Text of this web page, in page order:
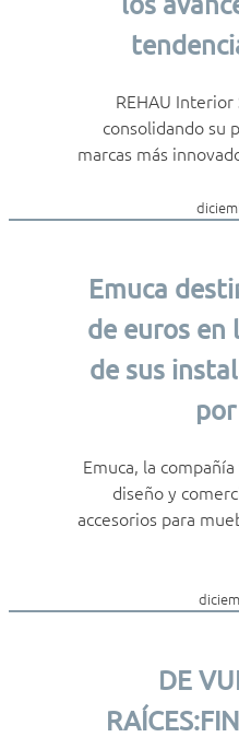
REHAU
consolidando su
marcas más
Emuca
de euros en
de sus
Emuca, la
diseño y
accesorios para
DE